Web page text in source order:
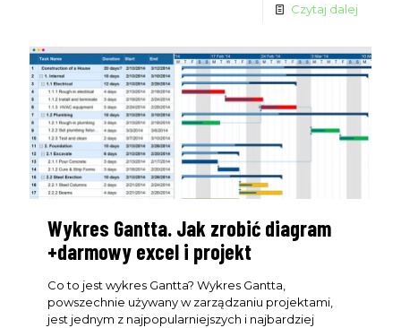
Czytaj dalej
Wykres Gantta. Jak zrobić diagram
+darmowy excel i projekt
Co to jest wykres Gantta? Wykres Gantta,
powszechnie używany w zarządzaniu projektami,
jest jednym z najpopularniejszych i najbardziej